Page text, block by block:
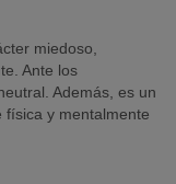
miedoso,
Ante los
Además, es un
física y mentalmente